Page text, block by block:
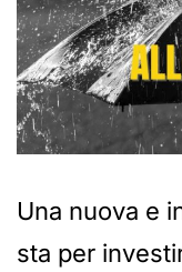
Una nuova e
sta per